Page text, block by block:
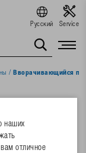
Русский Service
/ Вворачивающийся
наших
отличное